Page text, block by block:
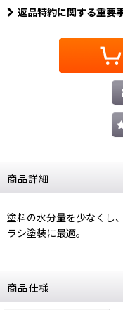
返品特約に関する重要
商品詳細
塗料の水分量を少なくし
ラシ塗装に最適。
商品仕様